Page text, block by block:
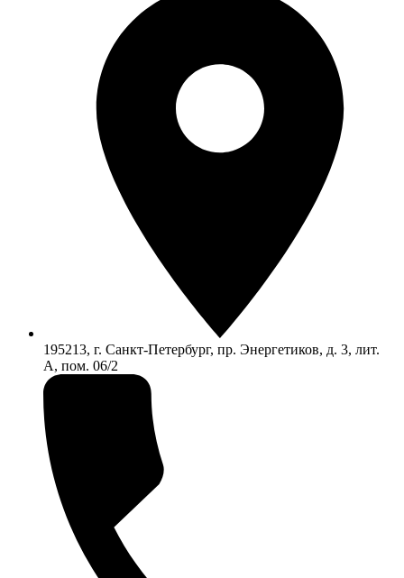
195213, г. Санкт-Петербург, пр. Энергетиков, д. 3, лит.
А, пом. 06/2